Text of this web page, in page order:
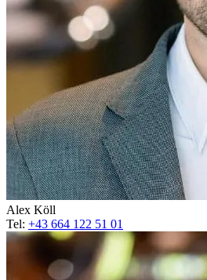
Alex Köll
Tel: +43 664 122 51 01